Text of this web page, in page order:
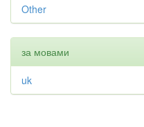
Other
за мовами
uk